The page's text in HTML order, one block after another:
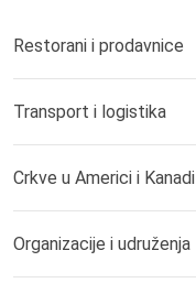
Restorani i prodavnice
Transport i logistika
Crkve u Americi i Kanadi
Organizacije i udruženja